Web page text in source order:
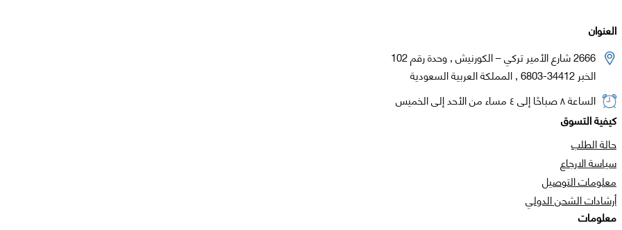
العنوان
2666 شارع الأمير تركي – الكورنيش , وحدة رقم 102
الخبر 34412-6803 , المملكة العربية السعودية
الساعة ٨ صباحًا إلى ٤ مساء من الأحد إلى الخميس
كيفية التسوق
حالة الطلب
سياسة الارجاع
معلومات التوصيل
أرشادات الشحن الدولي
معلومات